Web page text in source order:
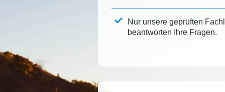
Nur unsere geprüften
beantworten Ihre Fragen.